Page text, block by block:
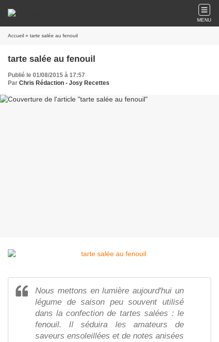
MENU
Accueil » tarte salée au fenouil
tarte salée au fenouil
Publié le 01/08/2015 à 17:57
Par Chris Rédaction - Josy Recettes
Nous mettons en lumière aujourd'hui un
légume de saison peu souvent utilisé
dans la confection de tartes salées : le
fenouil. Il séduira les amateurs de
saveurs ensoleillées et de notes anisées